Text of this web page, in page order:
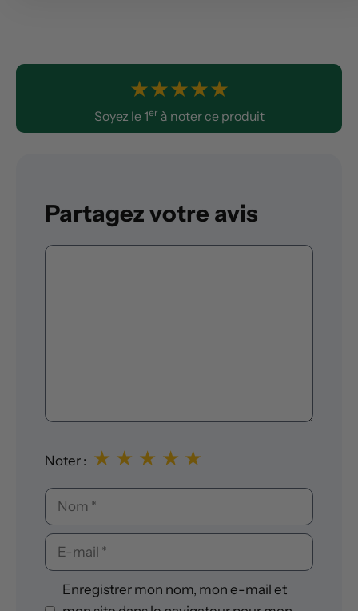
★★★★★
Soyez le 1er à noter ce produit
Partagez votre avis
Commentaire
Noter : ★
★
★
★
★
Nom
E-
mail
Enregistrer mon nom, mon e-mail et